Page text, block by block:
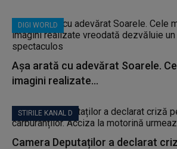
DIGI WORLD
Așa arată cu adevărat Soarele.
imagini realizate...
STIRILE KANAL D
Camera Deputaților a declarat